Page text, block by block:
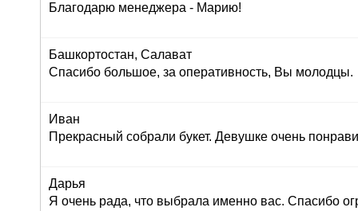
Благодарю менеджера - Марию!
Башкортостан, Салават
Спасибо большое, за оперативность, Вы молодцы.
Иван
Прекрасный собрали букет. Девушке очень
Дарья
Я очень рада, что выбрала именно вас. Спасибо